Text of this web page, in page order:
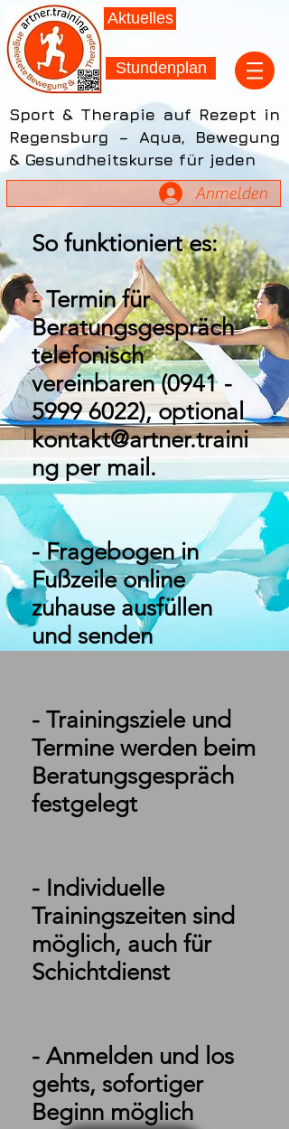
Aktuelles
Stundenplan
Sport & Therapie auf Rezept in
Regensburg – Aqua, Bewegung
& Gesundheitskurse für jeden
Anmelden
So funktioniert es:
- Termin für
Beratungsgespräch
telefonisch
vereinbaren(0941 -
5999 6022), optional
kontakt@artner.traini
ngper mail.
- Fragebogen in
Fußzeile online
zuhause ausfüllen
und senden
- Trainingsziele und
Termine werden beim
Beratungsgespräch
festgelegt
- Individuelle
Trainingszeiten sind
möglich, auch für
Schichtdienst
- Anmelden und los
gehts, sofortiger
Beginn möglich